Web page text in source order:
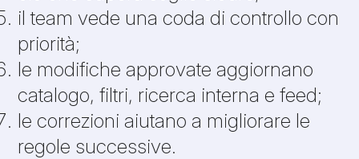
il team vede una coda di controllo con
priorità;
le modifiche approvate aggiornano
catalogo, filtri, ricerca interna e feed;
le correzioni aiutano a migliorare le
regole successive.